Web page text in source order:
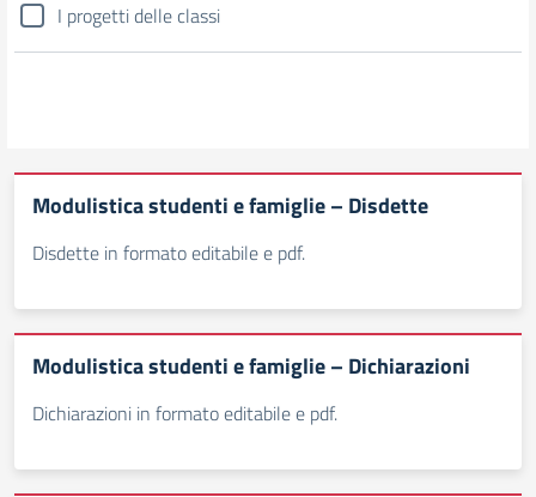
I progetti delle classi
Modulistica studenti e famiglie – Disdette
Disdette in formato editabile e pdf.
Modulistica studenti e famiglie – Dichiarazioni
Dichiarazioni in formato editabile e pdf.